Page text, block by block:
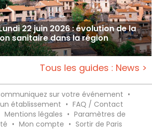
22 juin 2026 : évolution de la
sanitaire dans la région
Tous les guides : News >
sur votre événement •
établissement • FAQ / Contact
Mentions légales • Paramètres de
• Mon compte • Sortir de Paris